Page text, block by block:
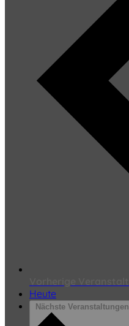
Heute
Nächste Veranstaltungen